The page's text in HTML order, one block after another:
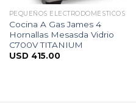
PEQUEÑOS ELECTRODOMÉSTICOS
Cocina A Gas James 4
Hornallas Mesasda Vidrio
C700V TITANIUM
USD 415.00